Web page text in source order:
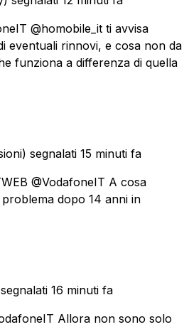
@homobile_it ti avvisa
eventuali rinnovi, e cosa non da
funziona a differenza di quella
segnalati 15 minuti fa
@VodafoneIT A cosa
dopo 14 anni in
16 minuti fa
Allora non sono solo